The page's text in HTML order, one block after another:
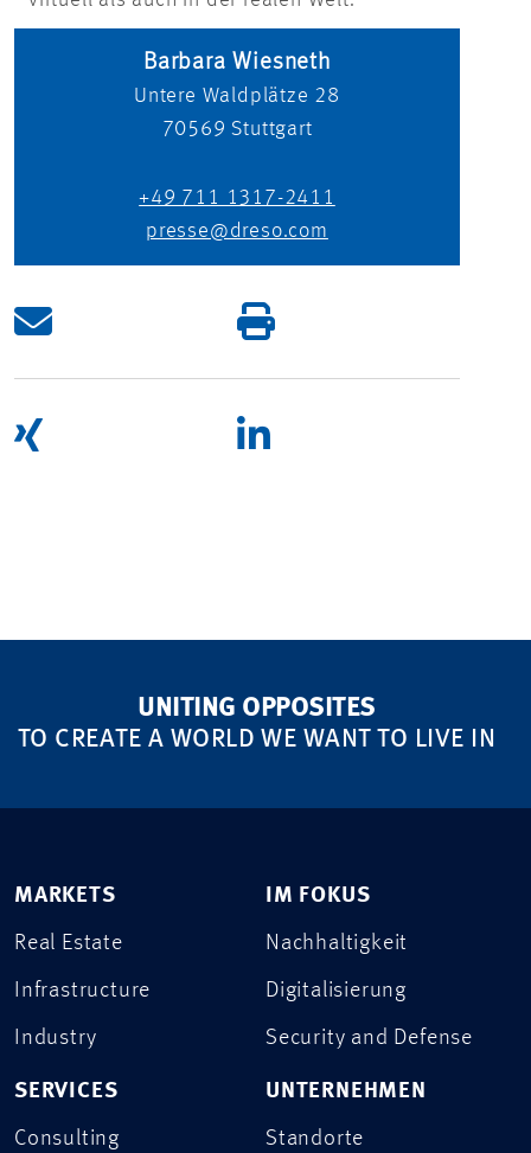
Barbara Wiesneth
Untere Waldplätze 28
70569 Stuttgart
+49 711 1317-2411
presse@dreso.com
UNITING OPPOSITES
TO CREATE A WORLD WE WANT TO LIVE IN
MARKETS
Real Estate
Infrastructure
Industry
SERVICES
Consulting
IM FOKUS
Nachhaltigkeit
Digitalisierung
Security and Defense
UNTERNEHMEN
Standorte